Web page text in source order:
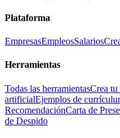
Plataforma
EmpresasEmpleosSalarios
Herramientas
Todas las herramientasCrea
artificialEjemplos de
RecomendaciónCarta de
de Despido